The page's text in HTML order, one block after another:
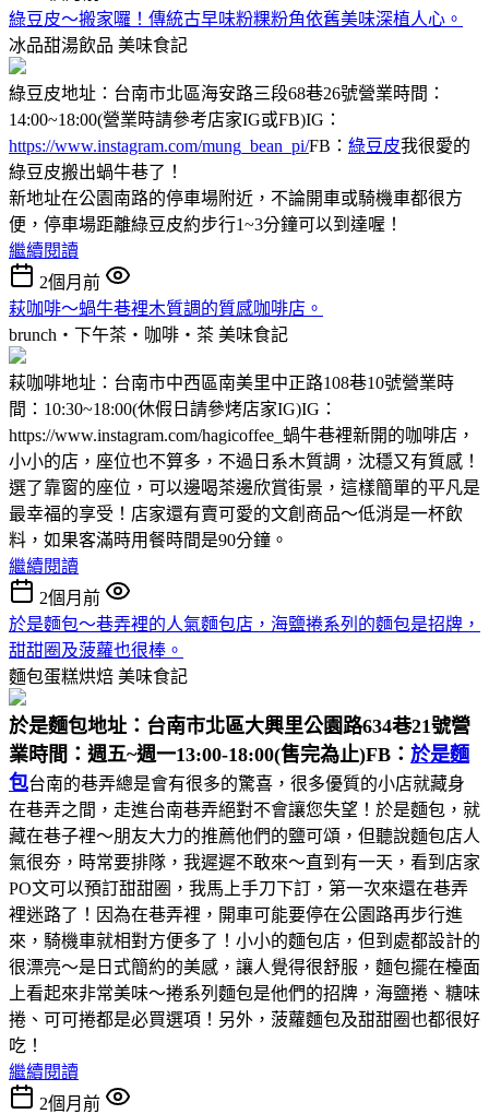
綠豆皮～搬家囉！傳統古早味粉粿粉角依舊美味深植人心。
冰品甜湯飲品 美味食記
綠豆皮地址：台南市北區海安路三段68巷26號營業時間：
14:00~18:00(營業時請參考店家IG或FB)IG：
https://www.instagram.com/mung_bean_pi/FB： 綠豆皮我很愛的
綠豆皮搬出蝸牛巷了！
新地址在公園南路的停車場附近，不論開車或騎機車都很方
便，停車場距離綠豆皮約步行1~3分鐘可以到達喔！
繼續閱讀
2個月前
萩咖啡～蝸牛巷裡木質調的質感咖啡店。
brunch‧下午茶‧咖啡‧茶 美味食記
萩咖啡地址：台南市中西區南美里中正路108巷10號營業時
間：10:30~18:00(休假日請參烤店家IG)IG：
https://www.instagram.com/hagicoffee_蝸牛巷裡新開的咖啡店，
小小的店，座位也不算多，不過日系木質調，沈穩又有質感！
選了靠窗的座位，可以邊喝茶邊欣賞街景，這樣簡單的平凡是
最幸福的享受！店家還有賣可愛的文創商品～低消是一杯飲
料，如果客滿時用餐時間是90分鐘。
繼續閱讀
2個月前
於是麵包～巷弄裡的人氣麵包店，海鹽捲系列的麵包是招牌，
甜甜圈及菠蘿也很棒。
麵包蛋糕烘焙 美味食記
於是麵包地址：台南市北區大興里公園路634巷21號營
業時間：週五~週一13:00-18:00(售完為止)FB： 於是麵
包台南的巷弄總是會有很多的驚喜，很多優質的小店就藏身
在巷弄之間，走進台南巷弄絕對不會讓您失望！於是麵包，就
藏在巷子裡～朋友大力的推薦他們的鹽可頌，但聽說麵包店人
氣很夯，時常要排隊，我遲遲不敢來～直到有一天，看到店家
PO文可以預訂甜甜圈，我馬上手刀下訂，第一次來還在巷弄
裡迷路了！因為在巷弄裡，開車可能要停在公園路再步行進
來，騎機車就相對方便多了！小小的麵包店，但到處都設計的
很漂亮～是日式簡約的美感，讓人覺得很舒服，麵包擺在檯面
上看起來非常美味～捲系列麵包是他們的招牌，海鹽捲、糖味
捲、可可捲都是必買選項！另外，菠蘿麵包及甜甜圈也都很好
吃！
繼續閱讀
2個月前